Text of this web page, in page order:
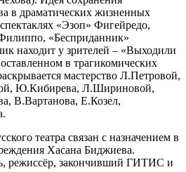
в драматических жизненных
спектаклях «Эзоп» Фигейредо,
«Бесприданник»
находит у зрителей – «Выходили
в трагикомических
мастерство Л.Петровой,
Ю.Кибирева, Л.Шириновой,
В.Вартанова, Е.Козел,
театра связан с назначением в
Хасана Биджиева.
режиссёр, закончивший ГИТИС и